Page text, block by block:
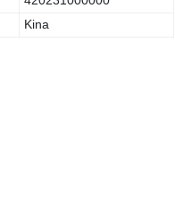
Kina